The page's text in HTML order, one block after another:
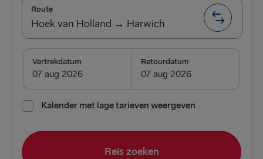
Route
Hoek van Holland → Harwich
NAAR/VAN VK & IERLAND
Hoek van Holland → Harwich
Harwich → Hoek van Holland
Cairnryan → Belfast
Liverpool → Belfast
Vertrekdatum Retourdatum
Kalender met lage tarieven weergeven
Reis zoeken